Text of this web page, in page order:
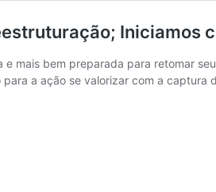
Iniciamos
mais bem preparada para retomar
a ação se valorizar com a